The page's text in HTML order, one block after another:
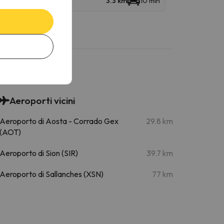
Aeroporti vicini
Aeroporto di Aosta - Corrado Gex
(AOT)
29.8 km
Aeroporto di Sion (SIR) 39.7 km
Aeroporto di Sallanches (XSN) 77 km